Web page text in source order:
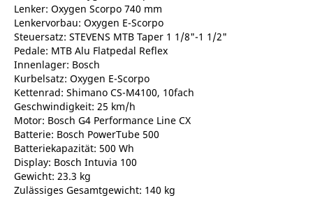
Lenker: Oxygen Scorpo 740 mm
Lenkervorbau: Oxygen E-Scorpo
Steuersatz: STEVENS MTB Taper 1 1/8"-1 1/2"
Pedale: MTB Alu Flatpedal Reflex
Innenlager: Bosch
Kurbelsatz: Oxygen E-Scorpo
Kettenrad: Shimano CS-M4100, 10fach
Geschwindigkeit: 25 km/h
Motor: Bosch G4 Performance Line CX
Batterie: Bosch PowerTube 500
Batteriekapazität: 500 Wh
Display: Bosch Intuvia 100
Gewicht: 23.3 kg
Zulässiges Gesamtgewicht: 140 kg